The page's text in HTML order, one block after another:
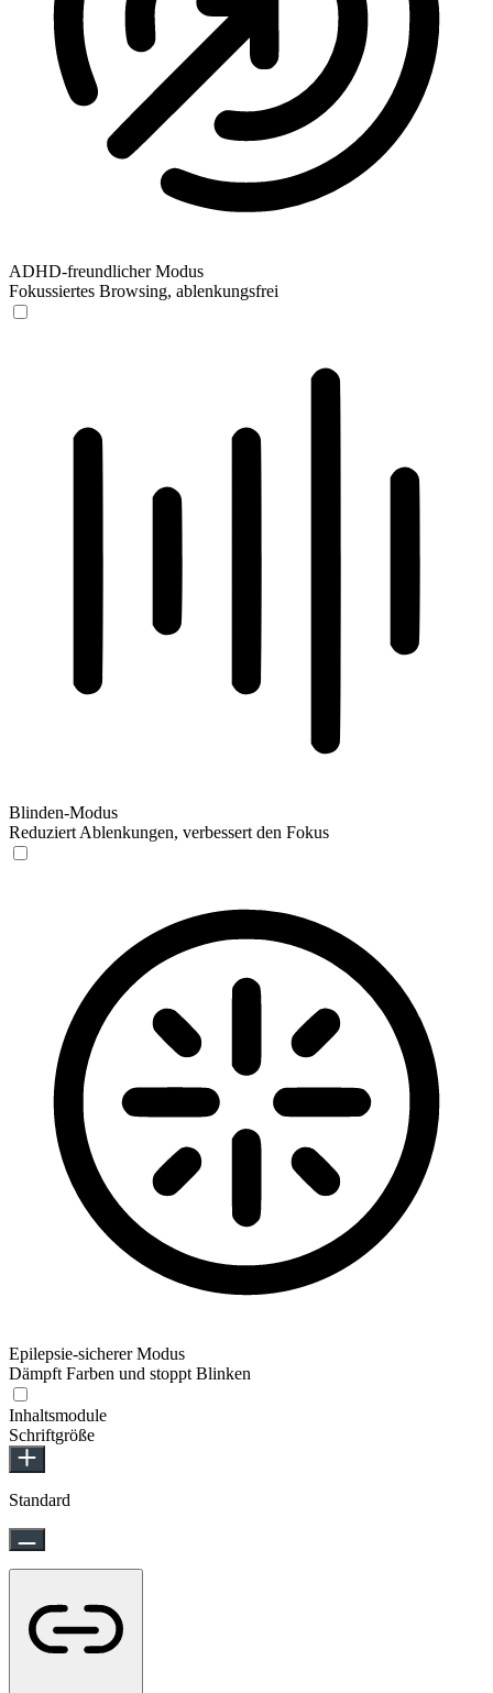
ADHD-freundlicher Modus
Fokussiertes Browsing, ablenkungsfrei
Blinden-Modus
Reduziert Ablenkungen, verbessert den Fokus
Epilepsie-sicherer Modus
Dämpft Farben und stoppt Blinken
Inhaltsmodule
Schriftgröße
Standard